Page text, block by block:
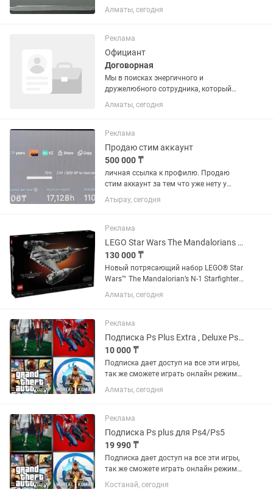
игровая мышь. Основные
характеристики: Производитель: Acer
Процессор: intel Core...
Алматы, сегодня
Реклама
Официант
Договорная
Мы в поисках энергичного и
дружелюбного сотрудника, который
станет частью нашей команды!
Обязанности: Приветствие гостей и
Прием заказов и передача их на...
Алматы, сегодня
Реклама
Продаю стим аккаунт
500 000 ₸
личная ссылка к профилю. Продаю
стим аккаунт за тем что уже нету у
самого тяги и интереса к играм. На
аккаунте числится 198 игр которые
Атырау, сегодня
Реклама
LEGO Star Wars The Mandalorians N-1 Starfighter ( 75442 )
130 000 ₸
Новый потрясающий набор LEGO® Star
Wars™ The Mandalorian’s N-1 Starfighter™
#75442 Набор выиграл в конкурсе,
вскрыт организатором для проверки.
месте и не вскрыты -...
Алматы, сегодня
Реклама
Подписка Ps Plus Extra , Deluxe Ps4/Ps5
10 000 ₸
Подписка дает доступ на все эти игры,
так же сможете играть онлайн режиме.
Хорошо сэкономитьте если купите
подписку. Mortal Kombat 1, Cyberpunk
Morales (2020)...
Алматы, сегодня
Реклама
Подписка Ps plus для Ps4/Ps5
19 990 ₸
Подписка дает доступ на все эти игры,
так же сможете играть онлайн режиме.
Хорошо сэкономитьте если купите
Костанай, сегодня